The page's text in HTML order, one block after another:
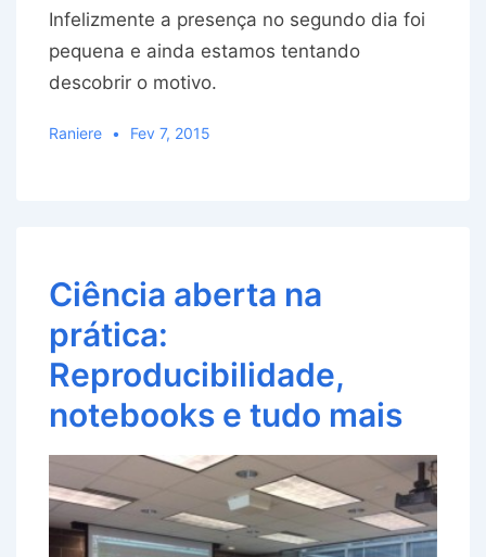
Infelizmente a presença no segundo dia foi
pequena e ainda estamos tentando
descobrir o motivo.
Raniere Fev 7, 2015
Ciência aberta na
prática:
Reproducibilidade,
notebooks e tudo mais